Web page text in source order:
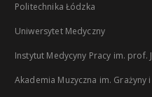
Politechnika Łódzka
Uniwersytet Medyczny
Instytut Medycyny Pracy im. prof.
Akademia Muzyczna im. Grażyny